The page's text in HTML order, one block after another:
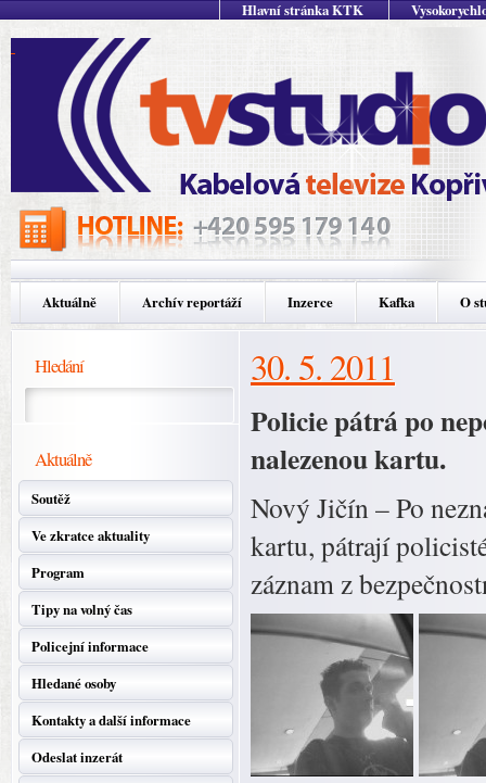
Hlavní stránka KTK
Aktuálně Archív reportáží Inzerce Kafka O
Hledání
Aktuálně
Soutěž
Ve zkratce aktuality
Program
Tipy na volný čas
Policejní informace
Hledané osoby
Kontakty a další informace
Odeslat inzerát
30. 5. 2011
Policie pátrá po
nalezenou kartu.
Nový Jičín – Po
kartu, pátrají
záznam z